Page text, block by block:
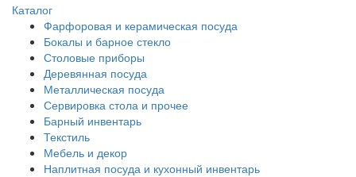
Каталог
Фарфоровая и керамическая посуда
Бокалы и барное стекло
Столовые приборы
Деревянная посуда
Металлическая посуда
Сервировка стола и прочее
Барный инвентарь
Текстиль
Мебель и декор
Наплитная посуда и кухонный инвентарь